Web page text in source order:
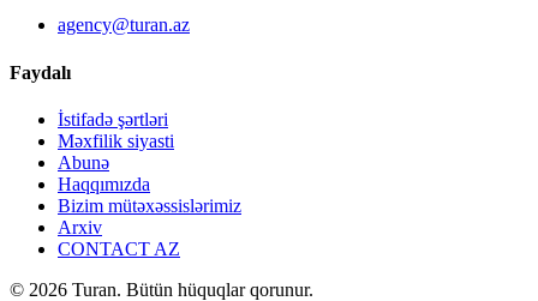
agency@turan.az
Faydalı
İstifadə şərtləri
Məxfilik siyasti
Abunə
Haqqımızda
Bizim mütəxəssislərimiz
Arxiv
CONTACT AZ
© 2026 Turan. Bütün hüquqlar qorunur.